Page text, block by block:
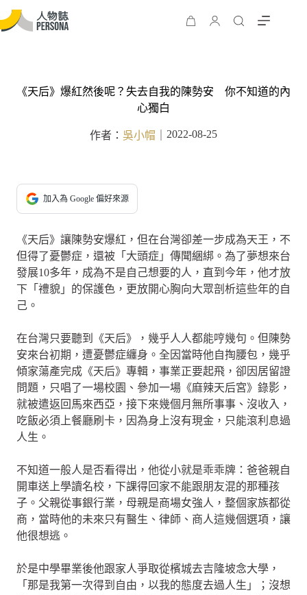
《天后》爆紅然後呢？失去自我的陳勢安 你不知道的內
心獨白
作者： 吳小帽 2022-08-25
加入為 Google 偏好來源
《天后》讓陳勢安爆紅，但在台灣卻差一步成為天王，不
但得了憂鬱症，還被「大頭症」傳聞綑綁。為了夢想來台
發展10多年，成為不是自己想要的人，直到今年，他才放
下「禮貌」的保護色，更放開心胸向大眾剖析這些年的自
己。
在台灣只要聽到《天后》，幾乎人人都能哼幾句。但陳勢
安來台初期，遭憂鬱症纏身。全因當時他自掏腰包，幾乎
傾家蕩產完成《天后》專輯，事業正要起飛，卻因居留證
問題，只唱了一場校園、參加一場《麻辣天后宮》錄影，
就被遣返回馬來西亞，接下來幾個月無所事事、沒收入，
吃飯必須上餐廳刷卡，因為身上沒有現金，只能滾利息過
人生。
不知道一般人是否看得出，他從小就是乖乖牌：爸爸親自
開車送上學讀名校，下課得回家不能跟朋友混的那種孩
子。父親從事銀行業，母親是商場女強人，整個家族都從
商，當時他的未來只有醫生、律師、商人這幾個選項，讓
他很想逃。
於是中學畢業後他跟家人爭取從檳城去吉隆坡念大學，
「那是我第一次得到自由，以我的態度去過人生」；沒想